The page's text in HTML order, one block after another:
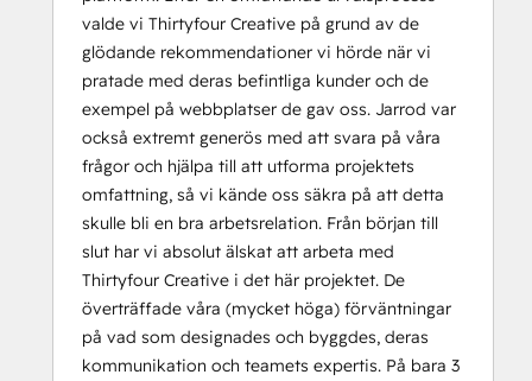
valde vi Thirtyfour Creative på grund av de
glödande rekommendationer vi hörde när vi
pratade med deras befintliga kunder och de
exempel på webbplatser de gav oss. Jarrod var
också extremt generös med att svara på våra
frågor och hjälpa till att utforma projektets
omfattning, så vi kände oss säkra på att detta
skulle bli en bra arbetsrelation. Från början till
slut har vi absolut älskat att arbeta med
Thirtyfour Creative i det här projektet. De
överträffade våra (mycket höga) förväntningar
på vad som designades och byggdes, deras
kommunikation och teamets expertis. På bara 3